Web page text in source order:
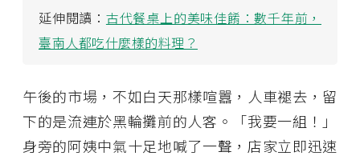
延伸閱讀： 古代餐桌上的美味佳餚：數千年前，
臺南人都吃什麼樣的料理？
午後的市場，不如白天那樣喧囂，人車褪去，留
下的是流連於黑輪攤前的人客。「我要一組！」
身旁的阿姨中氣十足地喊了一聲，店家立即迅速